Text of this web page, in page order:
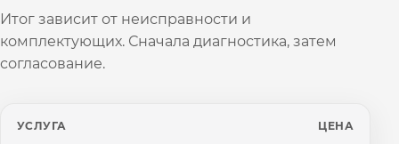
Итог зависит от неисправности и
комплектующих. Сначала диагностика, затем
согласование.
УСЛУГА ЦЕНА